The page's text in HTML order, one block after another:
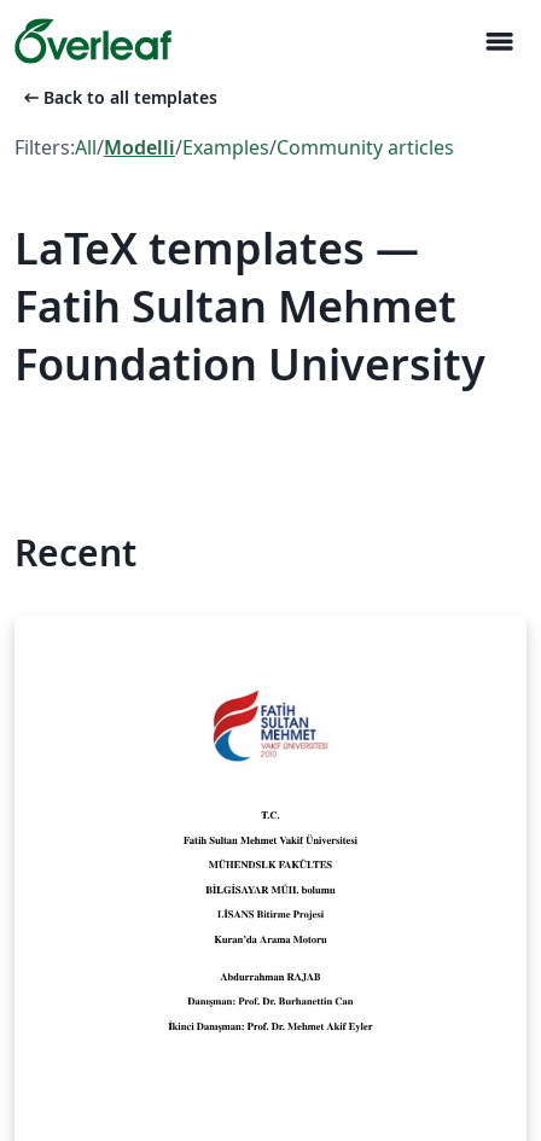
menu
arrow_left_alt Back to all templates
Filters:All/Modelli/Examples/Community articles
LaTeX templates —
Fatih Sultan Mehmet
Foundation University
Recent